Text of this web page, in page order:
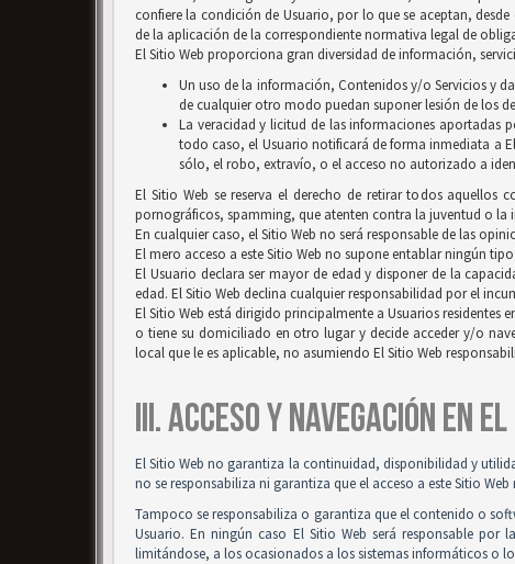
confiere la condición de Usuario, por lo que se aceptan,
de la aplicación de la correspondiente normativa legal de
El Sitio Web proporciona gran diversidad de información,
Un uso de la información, Contenidos y/o Servicios y
de cualquier otro modo puedan suponer lesión de los
La veracidad y licitud de las informaciones aportadas
todo caso, el Usuario notificará de forma inmediata a
sólo, el robo, extravío, o el acceso no autorizado a
El Sitio Web se reserva el derecho de retirar todos
pornográficos, spamming, que atenten contra la juventud o
En cualquier caso, el Sitio Web no será responsable de las
El mero acceso a este Sitio Web no supone entablar ningún
El Usuario declara ser mayor de edad y disponer de la
edad. El Sitio Web declina cualquier responsabilidad por el
El Sitio Web está dirigido principalmente a Usuarios residentes
o tiene su domiciliado en otro lugar y decide acceder y/o
local que le es aplicable, no asumiendo El Sitio Web
III. ACCESO Y NAVEGACIÓN EN
El Sitio Web no garantiza la continuidad, disponibilidad y
no se responsabiliza ni garantiza que el acceso a este Sitio
Tampoco se responsabiliza o garantiza que el contenido o
Usuario. En ningún caso El Sitio Web será responsable
limitándose, a los ocasionados a los sistemas informáticos o